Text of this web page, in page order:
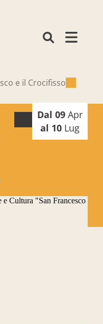
e il Crocifisso
Dal 09 Apr
al 10 Lug